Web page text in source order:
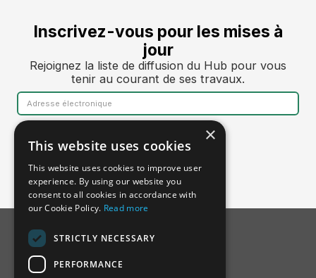
Inscrivez-vous pour les mises à
jour
Rejoignez la liste de diffusion du Hub pour vous
tenir au courant de ses travaux.
×
This website uses cookies
This website uses cookies to improve user
experience. By using our website you
consent to all cookies in accordance with
our Cookie Policy. Read more
STRICTLY NECESSARY
PERFORMANCE